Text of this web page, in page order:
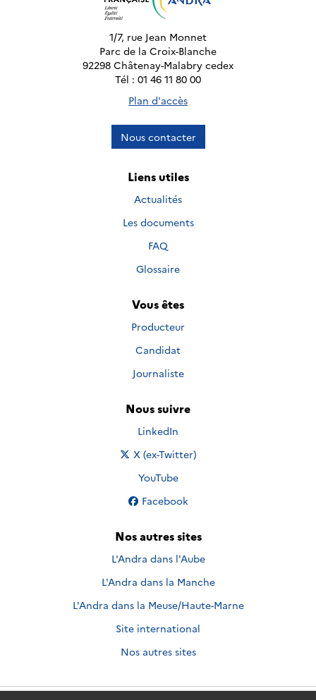
1/7, rue Jean Monnet
Parc de la Croix-Blanche
92298 Châtenay-Malabry cedex
Tél : 01 46 11 80 00
Plan d'accès
Nous contacter
Liens utiles
Actualités
Les documents
FAQ
Glossaire
Vous êtes
Producteur
Candidat
Journaliste
Nous suivre
Nous suivre sur
LinkedIn
Nous suivre sur
X (ex-Twitter)
Nous suivre sur
YouTube
Nous suivre sur
Facebook
Nos autres sites
L'Andra dans l'Aube
L'Andra dans la Manche
L'Andra dans la Meuse/Haute-Marne
Site international
Nos autres sites